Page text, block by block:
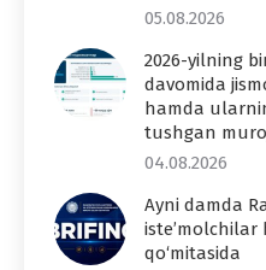
05.08.2026
2026-yilning
davomida
hamda
tushgan
04.08.2026
Ayni damda
qo‘mitasida